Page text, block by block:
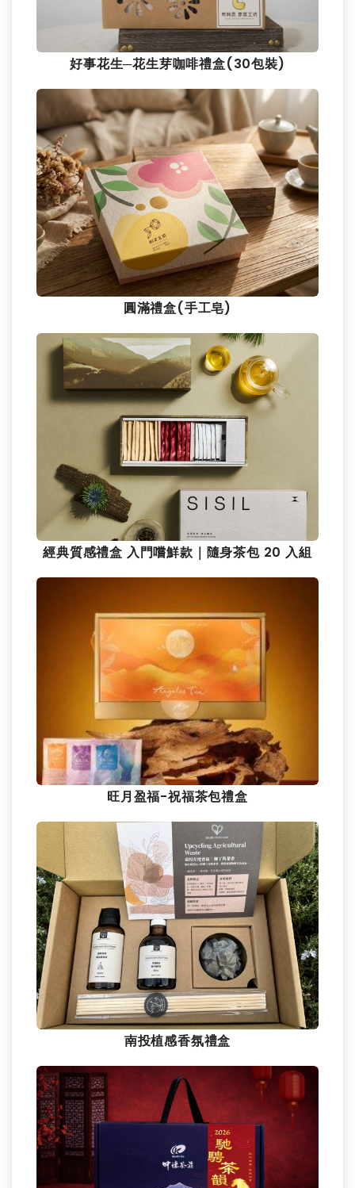
好事花生─花生芽咖啡禮盒(30包裝)
圓滿禮盒(手工皂)
經典質感禮盒 入門嚐鮮款｜隨身茶包 20 入組
旺月盈福-祝福茶包禮盒
南投植感香氛禮盒